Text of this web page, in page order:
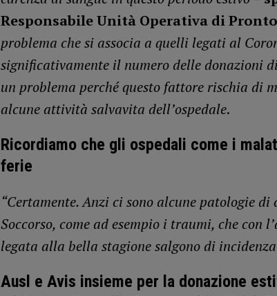
Responsabile Unità Operativa di
problema che si associa a quelli legati al
significativamente il numero delle donazioni
un problema perché questo fattore rischia di
alcune attività salvavita dell’ospedale.
Ricordiamo che gli ospedali come i
ferie
“Certamente. Anzi ci sono alcune patologie di
Soccorso, come ad esempio i traumi, che con
legata alla bella stagione salgono di
Ausl e Avis insieme per la donazione